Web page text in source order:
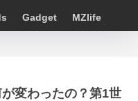
Gadget MZlife
変わったの？第1世